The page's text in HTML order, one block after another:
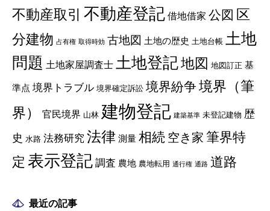
不動産取引 不動産登記借地借家 公図 区
分建物 占有権 取得時効 古地図 土地の歴史 土地台帳 土地
問題 土地家屋調査士土地登記地図 地図訂正 基
準点 境界トラブル 境界確定訴訟 境界紛争境界（筆
界）
官民境界 山林 建物登記 建築基準 未登記建物 歴
史 水路 法務研究法律 測量 相続空き家筆界特
定 表示登記調査 農地 農地転用 通行権 通路 道路
最近の記事